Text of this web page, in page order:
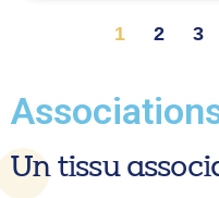
1 2 3
Un tissu